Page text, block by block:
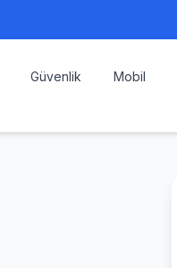
Güvenlik Mobil